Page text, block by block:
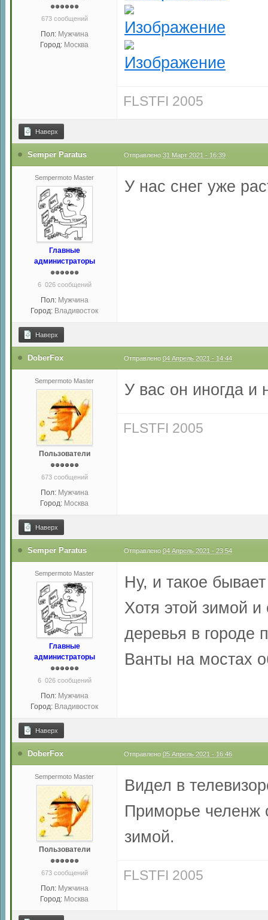
673 сообщений
Пол: Мужчина
Город: Москва
FLSTFI 2005
Наверх
Semper Paratus Отправлено 31 Март 2021 - 16:39
Sempermoto Master
Главные
администраторы
6 026 сообщений
Пол: Мужчина
Город: Владивосток
У нас снег уже
Наверх
DoberFox Отправлено 04 Апрель 2021 - 14:44
Sempermoto Master
Пользователи
673 сообщений
Пол: Мужчина
Город: Москва
У вас он иногда и
FLSTFI 2005
Наверх
Semper Paratus Отправлено 04 Апрель 2021 - 23:54
Sempermoto Master
Главные
администраторы
6 026 сообщений
Пол: Мужчина
Город: Владивосток
Ну, и такое
Хотя этой зимой
деревья в городе
Ванты на мостах
Наверх
DoberFox Отправлено 05 Апрель 2021 - 16:46
Sempermoto Master
Пользователи
673 сообщений
Пол: Мужчина
Город: Москва
Видел в
Приморье челенж
зимой.
FLSTFI 2005